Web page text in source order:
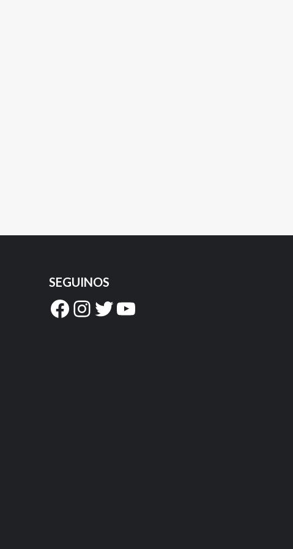
SEGUINOS
Facebook
Instagram
Twitter
YouTube